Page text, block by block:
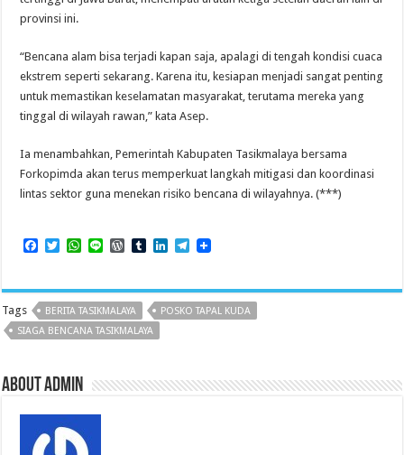
provinsi ini.
“Bencana alam bisa terjadi kapan saja, apalagi di tengah kondisi cuaca
ekstrem seperti sekarang. Karena itu, kesiapan menjadi sangat penting
untuk memastikan keselamatan masyarakat, terutama mereka yang
tinggal di wilayah rawan,” kata Asep.
Ia menambahkan, Pemerintah Kabupaten Tasikmalaya bersama
Forkopimda akan terus memperkuat langkah mitigasi dan koordinasi
lintas sektor guna menekan risiko bencana di wilayahnya. (***)
F
e
b
o
o
T
t
t
e
r
W
t
s
A
p
L
e
W
d
P
r
e
T
b
l
r
L
k
e
d
T
e
g
r
Tags BERITA TASIKMALAYA
POSKO TAPAL KUDA
SIAGA BENCANA TASIKMALAYA
About admin